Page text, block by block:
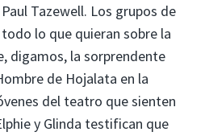
Tazewell. Los grupos de
lo que quieran sobre la
digamos, la sorprendente
de Hojalata en la
del teatro que sienten
y Glinda testifican que